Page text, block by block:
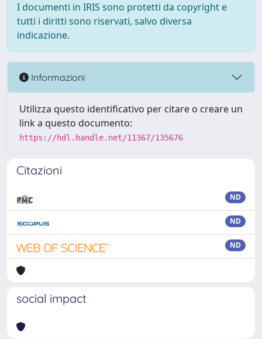
I documenti in IRIS sono protetti da copyright e
tutti i diritti sono riservati, salvo diversa
indicazione.
Informazioni
Utilizza questo identificativo per citare o creare un
link a questo documento:
https://hdl.handle.net/11367/135676
Citazioni
ND
ND
ND
social impact